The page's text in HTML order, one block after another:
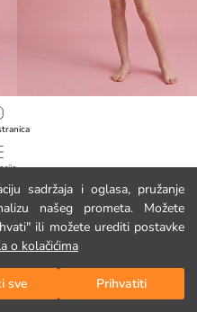
sadržaja i oglasa, pružanje
našeg prometa. Možete
ili možete urediti postavke
o kolačićima
sve Prihvatiti
Djevojački kratki pidžama set s tiskanim motivom Stitch